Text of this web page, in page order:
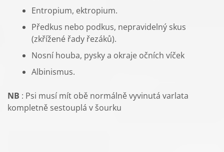
Entropium, ektropium.
Předkus nebo podkus, nepravidelný skus
(zkřížené řady řezáků).
Nosní houba, pysky a okraje očních víček
Albinismus.
NB : Psi musí mít obě normálně vyvinutá varlata
kompletně sestouplá v šourku